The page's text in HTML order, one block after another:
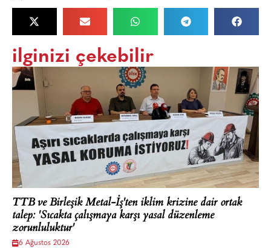
ilginizi çekebilir
TTB ve Birleşik Metal-İş'ten iklim krizine dair ortak
talep: 'Sıcakta çalışmaya karşı yasal düzenleme
zorunluluktur'
6 Ağustos 2026